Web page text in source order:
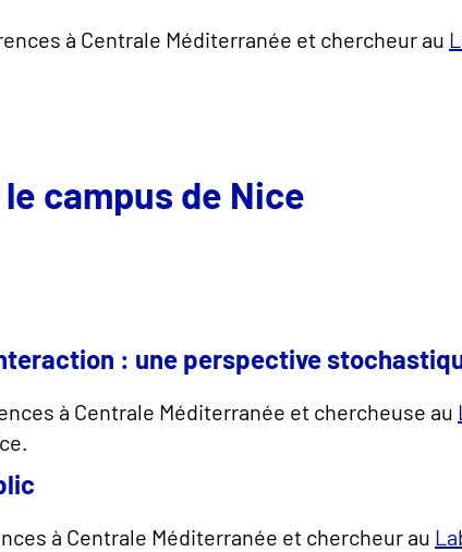
à Centrale Méditerranée et chercheur au
campus de Nice
: une perspective
à Centrale Méditerranée et chercheuse au
à Centrale Méditerranée et chercheur au